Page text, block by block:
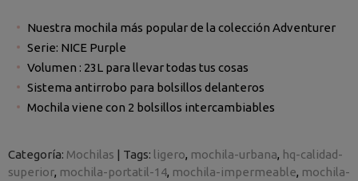
Nuestra mochila más popular de la colección Adventurer
Serie: NICE Purple
Volumen : 23L para llevar todas tus cosas
Sistema antirrobo para bolsillos delanteros
Mochila viene con 2 bolsillos intercambiables
Categoría: Mochilas | Tags: ligero mochila-urbana hq-calidad-
superior mochila-portatil-14 mochila-impermeable mochila-